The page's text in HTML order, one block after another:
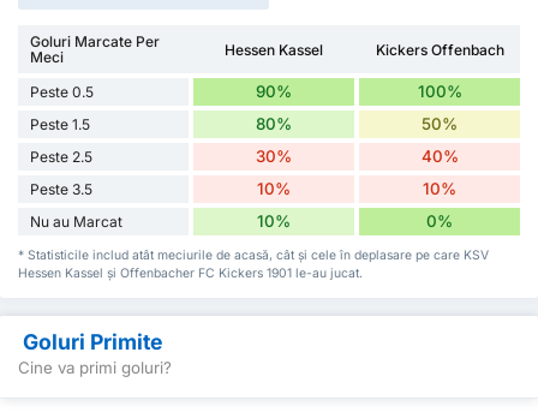
Goluri Marcate Per
Meci
Hessen Kassel Kickers Offenbach
Peste 0.5 90% 100%
Peste 1.5 80% 50%
Peste 2.5 30% 40%
Peste 3.5 10% 10%
Nu au Marcat 10% 0%
* Statisticile includ atât meciurile de acasă, cât și cele în deplasare pe care KSV
Hessen Kassel și Offenbacher FC Kickers 1901 le-au jucat.
Goluri Primite
Cine va primi goluri?